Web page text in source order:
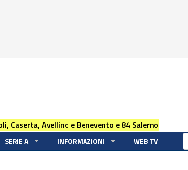
Caserta, Avellino e Benevento e 84 Salerno
SERIE A INFORMAZIONI WEB TV